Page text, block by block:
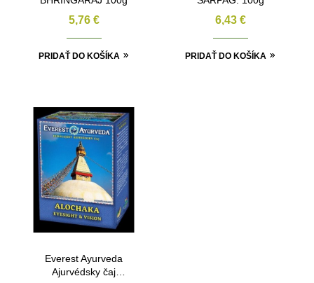
5,76 €
PRIDAŤ DO KOŠÍKA
6,43 €
PRIDAŤ DO KOŠÍKA
Everest Ayurveda
Ajurvédsky čaj